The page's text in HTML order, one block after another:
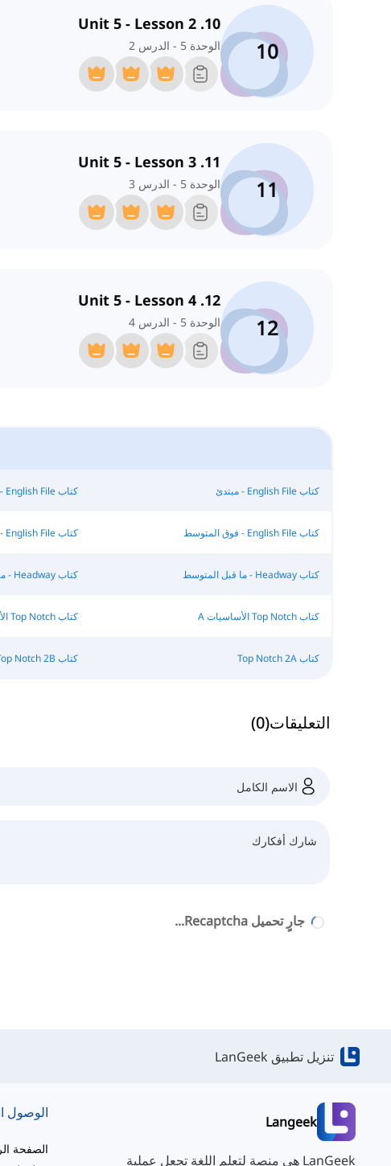
10
10. Unit 5 - Lesson 2
الوحدة 5 - الدرس 2
11
11. Unit 5 - Lesson 3
الوحدة 5 - الدرس 3
12
12. Unit 5 - Lesson 4
الوحدة 5 - الدرس 4
كتاب English File - مبتدئ كتاب English File – ابتدائي
كتاب English File - فوق المتوسط كتاب English File - متقدم
كتاب Headway - ما قبل المتوسط كتاب Headway - متوسط
كتاب Top Notch الأساسيات A كتاب Top Notch الأساسيات B
كتاب Top Notch 2A كتاب Top Notch 2B
التعليقات(
0
)
جارٍ تحميل Recaptcha...
تنزيل تطبيق LanGeek
Langeek
LanGeek هي منصة لتعلم اللغة تجعل عملية
الوصول
الصفحة